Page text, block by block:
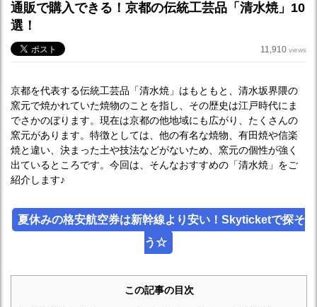
通販で購入できる！京都の伝統工芸品「清水焼」10
選！
11,910 views
京都を代表する伝統工芸品「清水焼」はもともと、清水坂界隈の
窯元で焼かれていた焼物のことを指し、その歴史は江戸時代にま
でさかのぼります。現在は京都の他地域にも広がり、たくさんの
窯元があります。特徴としては、他の有名な焼物、有田焼や信楽
焼と違い、決まった土や技法などがないため、窯元の個性が強く
出ているところです。今回は、そんなおすすめの「清水焼」をご
紹介します♪
夏休みの格安航空券は新幹線より安い！Skyticketで探そ
う☆
この記事の目次